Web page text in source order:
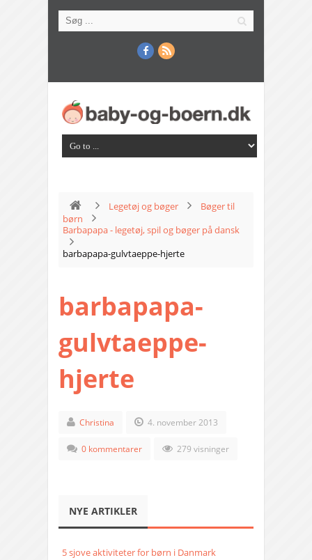
Legetøj og bøger
Bøger til
børn
Barbapapa - legetøj, spil og bøger på dansk
barbapapa-gulvtaeppe-hjerte
barbapapa-
gulvtaeppe-
hjerte
Christina 4. november 2013
0 kommentarer 279 visninger
NYE ARTIKLER
5 sjove aktiviteter for børn i Danmark